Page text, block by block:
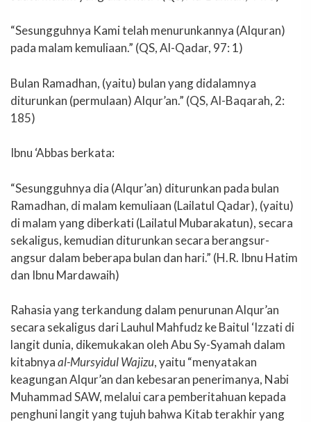
“Sesungguhnya Kami telah menurunkannya (Alquran)
pada malam kemuliaan.” (QS, Al-Qadar, 97: 1)
Bulan Ramadhan, (yaitu) bulan yang didalamnya
diturunkan (permulaan) Alqur’an.” (QS, Al-Baqarah, 2:
185)
Ibnu ‘Abbas berkata:
“Sesungguhnya dia (Alqur’an) diturunkan pada bulan
Ramadhan, di malam kemuliaan (Lailatul Qadar), (yaitu)
di malam yang diberkati (Lailatul Mubarakatun), secara
sekaligus, kemudian diturunkan secara berangsur-
angsur dalam beberapa bulan dan hari.” (H.R. Ibnu Hatim
dan Ibnu Mardawaih)
Rahasia yang terkandung dalam penurunan Alqur’an
secara sekaligus dari Lauhul Mahfudz ke Baitul ‘Izzati di
langit dunia, dikemukakan oleh Abu Sy-Syamah dalam
kitabnyaal-Mursyidul Wajizu, yaitu “menyatakan
keagungan Alqur’an dan kebesaran penerimanya, Nabi
Muhammad SAW, melalui cara pemberitahuan kepada
penghuni langit yang tujuh bahwa Kitab terakhir yang